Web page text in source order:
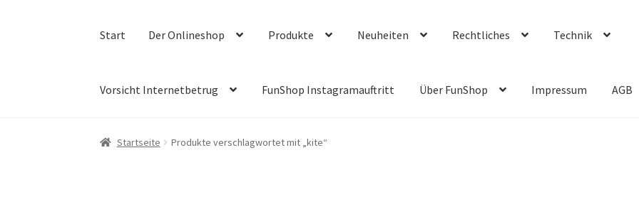
Start Der Onlineshop Produkte Neuheiten Rechtliches Technik
Vorsicht Internetbetrug FunShop Instagramauftritt Über FunShop Impressum AGB
Startseite Produkte verschlagwortet mit „kite“